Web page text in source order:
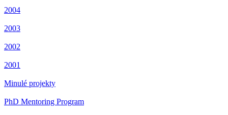
2004
2003
2002
2001
Minulé projekty
PhD Mentoring Program